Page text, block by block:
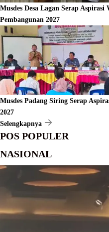
Musdes Desa Lagan Serap
Pembangunan 2027
Musdes Padang Siring Serap
2027
Selengkapnya
POS POPULER
NASIONAL